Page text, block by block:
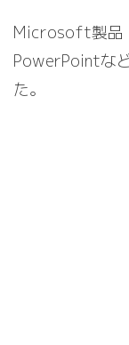
Microsoft製品
PowerPointな
た。